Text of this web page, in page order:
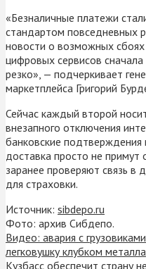
«Безналичные платежи
стандартом повседневных
новости о возможных
цифровых сервисов
резко», — подчеркивает
маркетплейса Григорий
Сейчас каждый второй
внезапного отключения
банковские подтверждения
доставка просто не примут
заранее проверяют связь в
для страховки.
Источник: sibdepo.ru
Фото: архив Сибдепо.
Видео: авария с
легковушку клубком металла
Кузбасс обеспечит страну